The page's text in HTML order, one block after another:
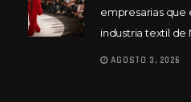
empresarias que
industria textil de
AGOSTO 3, 2026